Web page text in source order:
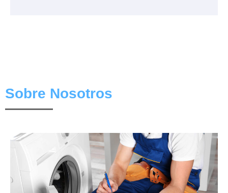
Sobre Nosotros